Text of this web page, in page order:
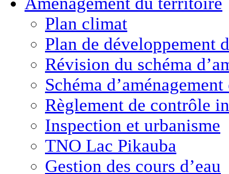
Plan climat
Plan de développement
Révision du schéma
Schéma
Règlement de contrôle
Inspection et urbanisme
TNO Lac Pikauba
Gestion des cours d’eau